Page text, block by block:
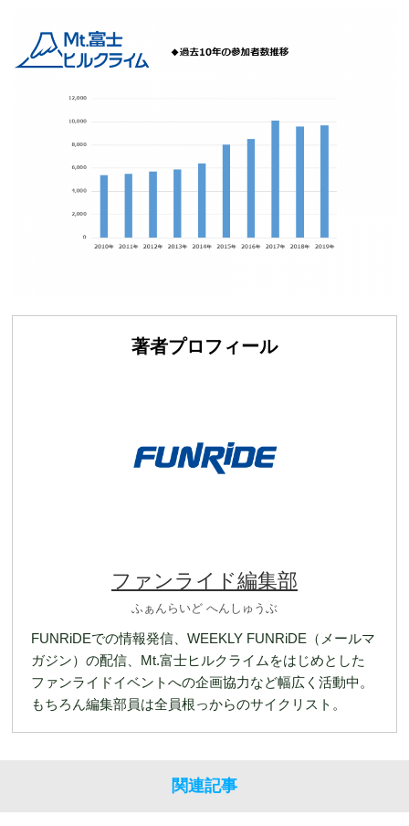
著者プロフィール
ファンライド編集部
ふぁんらいど へんしゅうぶ
FUNRiDEでの情報発信、WEEKLY FUNRiDE（メールマ
ガジン）の配信、Mt.富士ヒルクライムをはじめとした
ファンライドイベントへの企画協力など幅広く活動中。
もちろん編集部員は全員根っからのサイクリスト。
関連記事